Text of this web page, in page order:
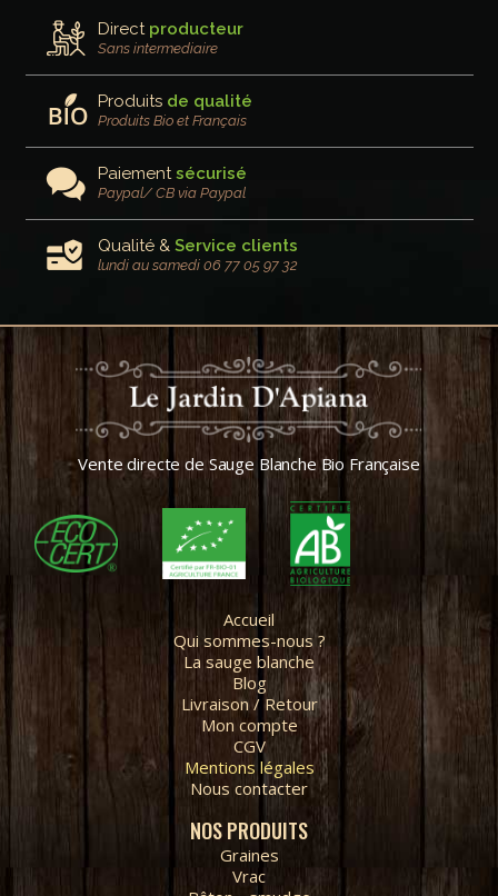
Direct producteur
Sans intermediaire
Produits de qualité
Produits Bio et Français
Paiementsécurisé
Paypal/ CB via Paypal
Qualité & Service clients
lundi au samedi 06 77 05 97 32
Vente directe de Sauge Blanche Bio Française
Accueil
Qui sommes-nous ?
La sauge blanche
Blog
Livraison / Retour
Mon compte
CGV
Mentions légales
Nous contacter
NOS PRODUITS
Graines
Vrac